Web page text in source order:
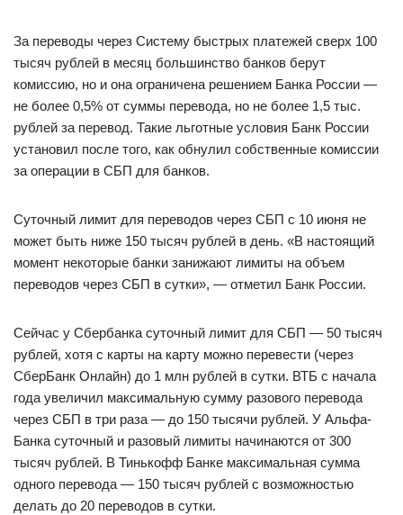
За переводы через Систему быстрых платежей сверх 100
тысяч рублей в месяц большинство банков берут
комиссию, но и она ограничена решением Банка России —
не более 0,5% от суммы перевода, но не более 1,5 тыс.
рублей за перевод. Такие льготные условия Банк России
установил после того, как обнулил собственные комиссии
за операции в СБП для банков.
Суточный лимит для переводов через СБП с 10 июня не
может быть ниже 150 тысяч рублей в день. «В настоящий
момент некоторые банки занижают лимиты на объем
переводов через СБП в сутки», — отметил Банк России.
Сейчас у Сбербанка суточный лимит для СБП — 50 тысяч
рублей, хотя с карты на карту можно перевести (через
СберБанк Онлайн) до 1 млн рублей в сутки. ВТБ с начала
года увеличил максимальную сумму разового перевода
через СБП в три раза — до 150 тысячи рублей. У Альфа-
Банка суточный и разовый лимиты начинаются от 300
тысяч рублей. В Тинькофф Банке максимальная сумма
одного перевода — 150 тысяч рублей с возможностью
делать до 20 переводов в сутки.